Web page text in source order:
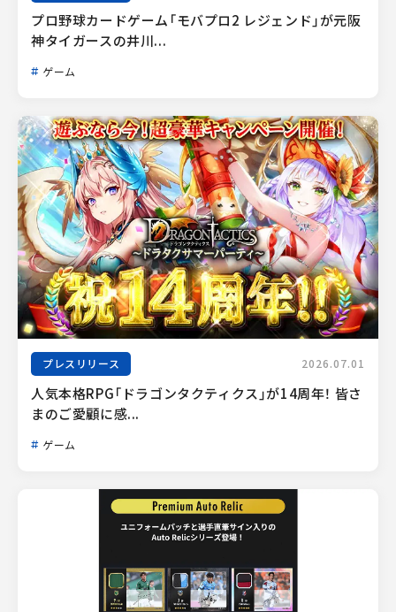
プロ野球カードゲーム「モバプロ2 レジェンド」が元阪
神タイガースの井川...
ゲーム
プレスリリース 2026.07.01
人気本格RPG「ドラゴンタクティクス」が14周年！ 皆さ
まのご愛顧に感...
ゲーム